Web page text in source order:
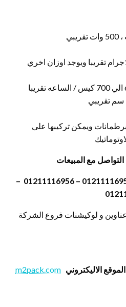
مواصفات التعبئة 50– 1000جرام تقريبا ويوجد اوزان اخري
ويمكن تركيبها على
مع المبيعات
موبايل 01211116954 – 01211116955 – 01211116956 –
و لوكيشنات فروع الشركة
الموقع الاليكتروني m2pack.com